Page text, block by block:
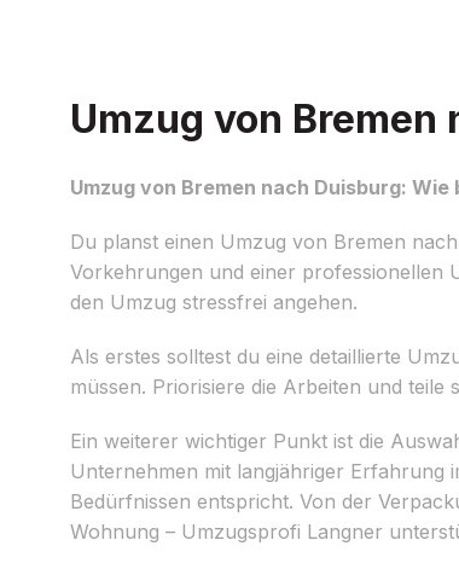
Umzug von
Umzug von Bremen nach Duisburg:
Du planst einen Umzug von Bremen
Vorkehrungen und einer professionellen
den Umzug stressfrei angehen.
Als erstes solltest du eine detaillierte
müssen. Priorisiere die Arbeiten und
Ein weiterer wichtiger Punkt ist die
Unternehmen mit langjähriger Erfahrung
Bedürfnissen entspricht. Von der
Wohnung – Umzugsprofi Langner